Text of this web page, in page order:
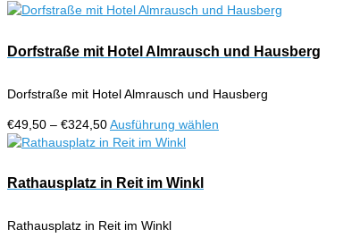
auf
Produktseite
werden
€49,50
€324,50
Produkt
mehrere
Varianten
Die
können
Dorfstraße mit Hotel Almrausch und Hausberg
Dorfstraße mit Hotel Almrausch und Hausberg
€49,50 – €324,50Preisspanne:
€49,50
€324,50
Ausführung wählen
Rathausplatz in Reit im Winkl
Rathausplatz in Reit im Winkl